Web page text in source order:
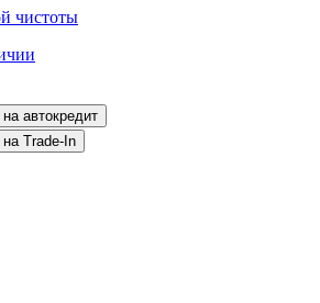
чистоты
на автокредит
на Trade-In